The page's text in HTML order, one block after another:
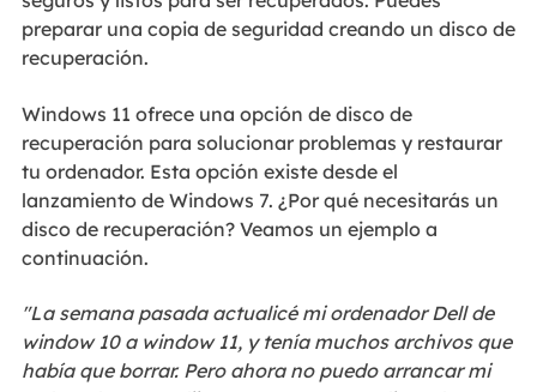
preparar una copia de seguridad creando un disco de
recuperación.
Windows 11 ofrece una opción de disco de
recuperación para solucionar problemas y restaurar
tu ordenador. Esta opción existe desde el
lanzamiento de Windows 7. ¿Por qué necesitarás un
disco de recuperación? Veamos un ejemplo a
continuación.
"La semana pasada actualicé mi ordenador Dell de
window 10 a window 11, y tenía muchos archivos que
había que borrar. Pero ahora no puedo arrancar mi